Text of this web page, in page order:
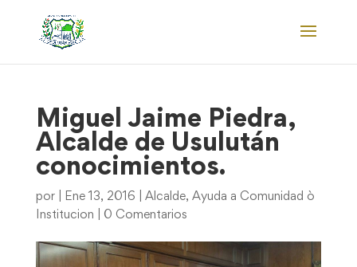
Miguel Jaime Piedra,
Alcalde de Usulután
conocimientos.
por Ene 13, 2016 Alcalde, Ayuda a Comunidad ò
Institucion
0 Comentarios